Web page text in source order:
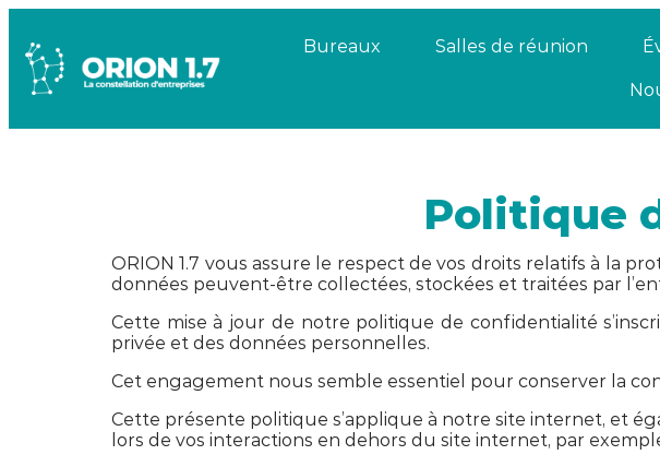
Bureaux Salles de réunion
Politique
ORION 1.7 vous assure le respect de vos droits relatifs à la
données peuvent-être collectées, stockées et traitées par
Cette mise à jour de notre politique de confidentialité
privée et des données personnelles.
Cet engagement nous semble essentiel pour conserver la
Cette présente politique s’applique à notre site internet, et
lors de vos interactions en dehors du site internet, par